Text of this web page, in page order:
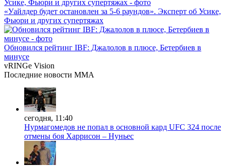
«Уайлдер будет остановлен за 5-6 раундов». Эксперт об Усике,
Фьюри и других супертяжах
Обновился рейтинг IBF: Джалолов в плюсе, Бетербиев в
минусе
vRINGe Vision
Последние новости MMA
сегодня, 11:40
Нурмагомедов не попал в основной кард UFC 324 после
отмены боя Харрисон – Нуньес